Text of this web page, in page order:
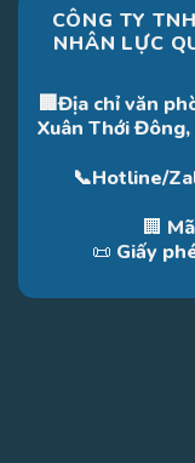
CÔNG TY
NHÂN LỰC
🏢Địa chỉ văn
Xuân Thới
📞Hotline/
🏢
📜 Giấy